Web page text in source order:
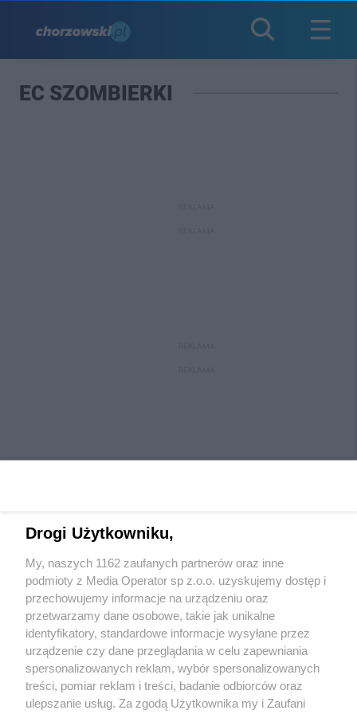
EC SZOMBIERKI
Wydawca mediówlokalnych
Nie zapomnij
zapoznać się z:
polityką prywatności regulamin korzystania z portali
Twojemiasto Skontaktuj się z nami
Drogi Użytkowniku,
My, naszych 1162 zaufanych partnerów oraz inne
podmioty z Media Operator sp z.o.o. uzyskujemy dostęp i
przechowujemy informacje na urządzeniu oraz
przetwarzamy dane osobowe, takie jak unikalne
identyfikatory, standardowe informacje wysyłane przez
urządzenie czy dane przeglądania w celu zapewniania
spersonalizowanych reklam, wybór spersonalizowanych
treści, pomiar reklam i treści, badanie odbiorców oraz
ulepszanie usług. Za zgodą Użytkownika my i Zaufani